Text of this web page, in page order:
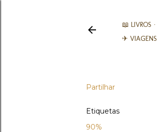
📖 LIVROS
✈ VIAGENS
Partilhar
Etiquetas
90%